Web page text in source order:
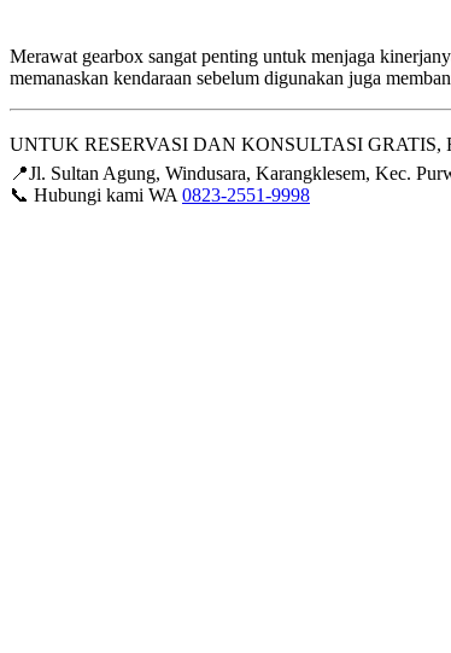
Merawat gearbox sangat penting untuk menjaga
memanaskan kendaraan sebelum digunakan juga
UNTUK RESERVASI DAN KONSULTASI GRATIS,
📍Jl. Sultan Agung, Windusara, Karangklesem, Kec.
📞 Hubungi kami WA 0823-2551-9998